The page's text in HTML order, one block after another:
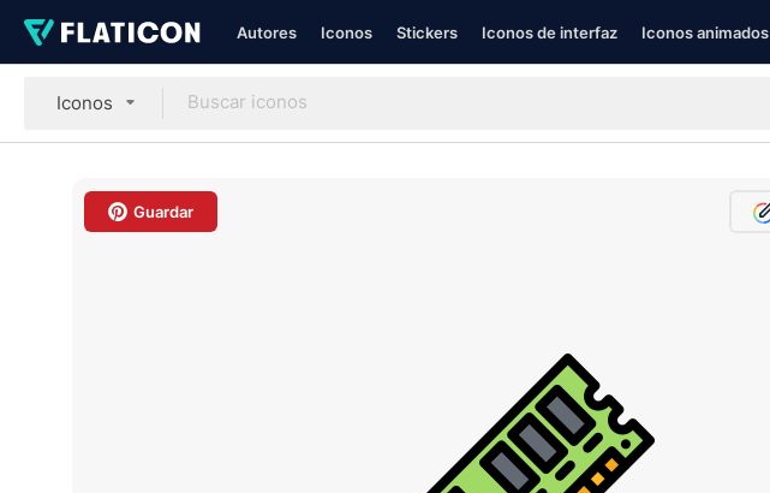
Autores Iconos Stickers Iconos de interfaz Iconos animados
Iconos
Guardar